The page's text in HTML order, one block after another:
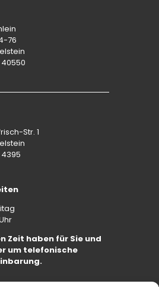
76
40550
Str. 1
4395
Zeit haben für Sie und
um telefonische